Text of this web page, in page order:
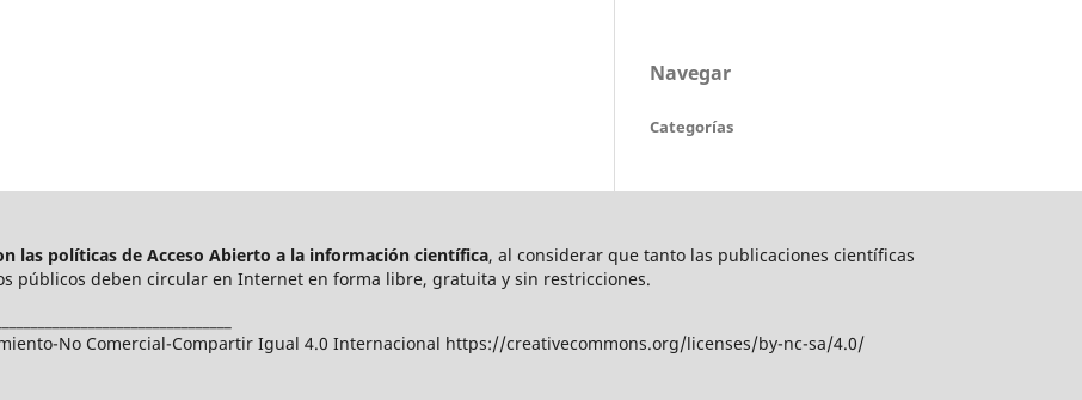
Navegar
Categorías
las políticas de Acceso Abierto a la información científica, al considerar que tanto las publicaciones científicas
públicos deben circular en Internet en forma libre, gratuita y sin restricciones.
No Comercial-Compartir Igual 4.0 Internacional https://creativecommons.org/licenses/by-nc-sa/4.0/